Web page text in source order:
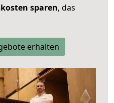
sparen, das
erhalten